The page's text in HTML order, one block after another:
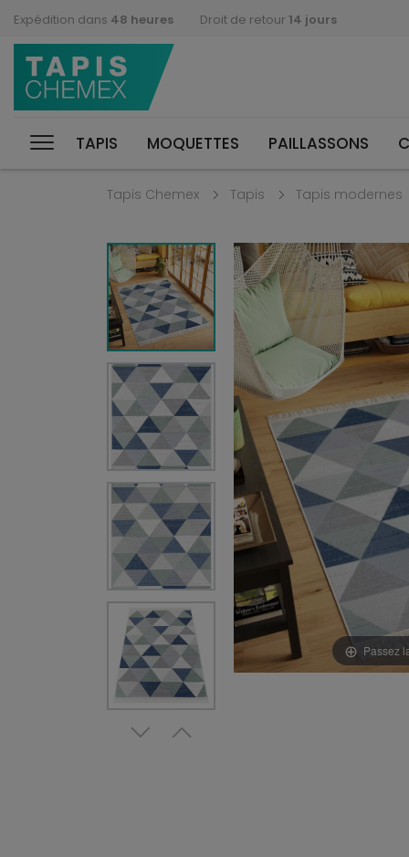
Expédition dans 48 heures Droit de retour 14 jours
TAPIS MOQUETTES PAILLASSONS
Tapis Chemex Tapis Tapis modernes
Passez